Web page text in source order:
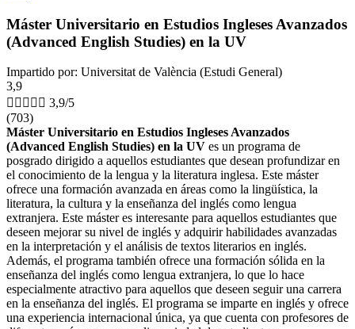
Máster Universitario en Estudios Ingleses Avanzados
(Advanced English Studies) en la UV
Impartido por: Universitat de València (Estudi General)
3,9
     3,9/5
(703)
Máster Universitario en Estudios Ingleses Avanzados
(Advanced English Studies) en la UV es un programa de
posgrado dirigido a aquellos estudiantes que desean profundizar en
el conocimiento de la lengua y la literatura inglesa. Este máster
ofrece una formación avanzada en áreas como la lingüística, la
literatura, la cultura y la enseñanza del inglés como lengua
extranjera. Este máster es interesante para aquellos estudiantes que
deseen mejorar su nivel de inglés y adquirir habilidades avanzadas
en la interpretación y el análisis de textos literarios en inglés.
Además, el programa también ofrece una formación sólida en la
enseñanza del inglés como lengua extranjera, lo que lo hace
especialmente atractivo para aquellos que deseen seguir una carrera
en la enseñanza del inglés. El programa se imparte en inglés y ofrece
una experiencia internacional única, ya que cuenta con profesores de